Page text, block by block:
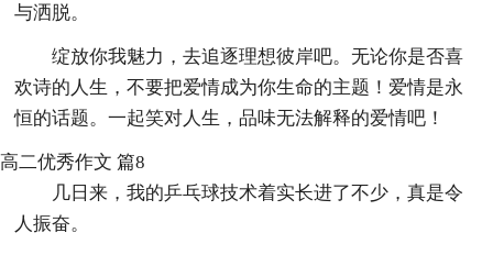
与洒脱。
绽放你我魅力，去追逐理想彼岸吧。无论你是否喜
欢诗的人生，不要把爱情成为你生命的主题！爱情是永
恒的话题。一起笑对人生，品味无法解释的爱情吧！
高二优秀作文 篇8
几日来，我的乒乓球技术着实长进了不少，真是令
人振奋。